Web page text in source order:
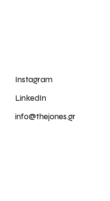
Instagram
LinkedIn
info@thejones.gr